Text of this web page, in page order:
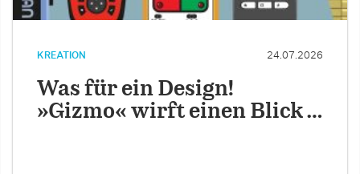
KREATION 24.07.2026
Was für ein Design!
»Gizmo« wirft einen Blick …